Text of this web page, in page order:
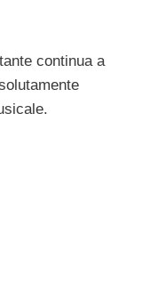
continua a